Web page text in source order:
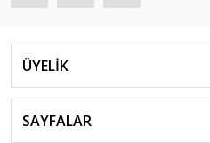
ÜYELİK
SAYFALAR